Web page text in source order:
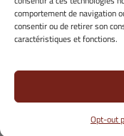
comportement de navigation
consentir ou de retirer son
caractéristiques et fonctions.
Opt-out
Gérer mes
Politique de
Déclaration
Site
Copyright